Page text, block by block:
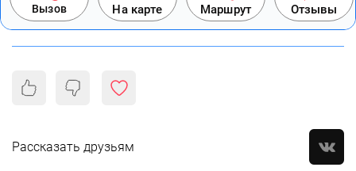
Вызов На карте Маршрут Отзывы
Рассказать друзьям